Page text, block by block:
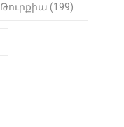
Թուրքիա (199)